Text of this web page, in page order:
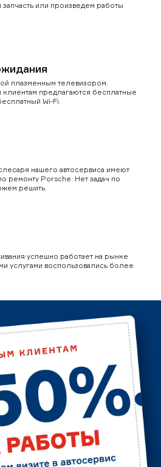
или произведем работы
плазменным телевизором,
клиентам предлагаются бесплатные
Wi-Fi.
нашего автосервиса имеют
ремонту Porsche. Нет задач по
решить.
успешно работает на рынке
услугами воспользовались более